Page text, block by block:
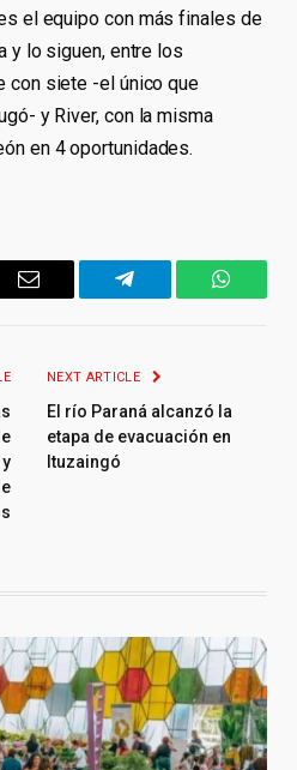
el equipo con más finales de
y lo siguen, entre los
con siete -el único que
y River, con la misma
en 4 oportunidades.
Email Telegram
NEXT ARTICLE
El río Paraná alcanzó la
etapa de evacuación en
Ituzaingó